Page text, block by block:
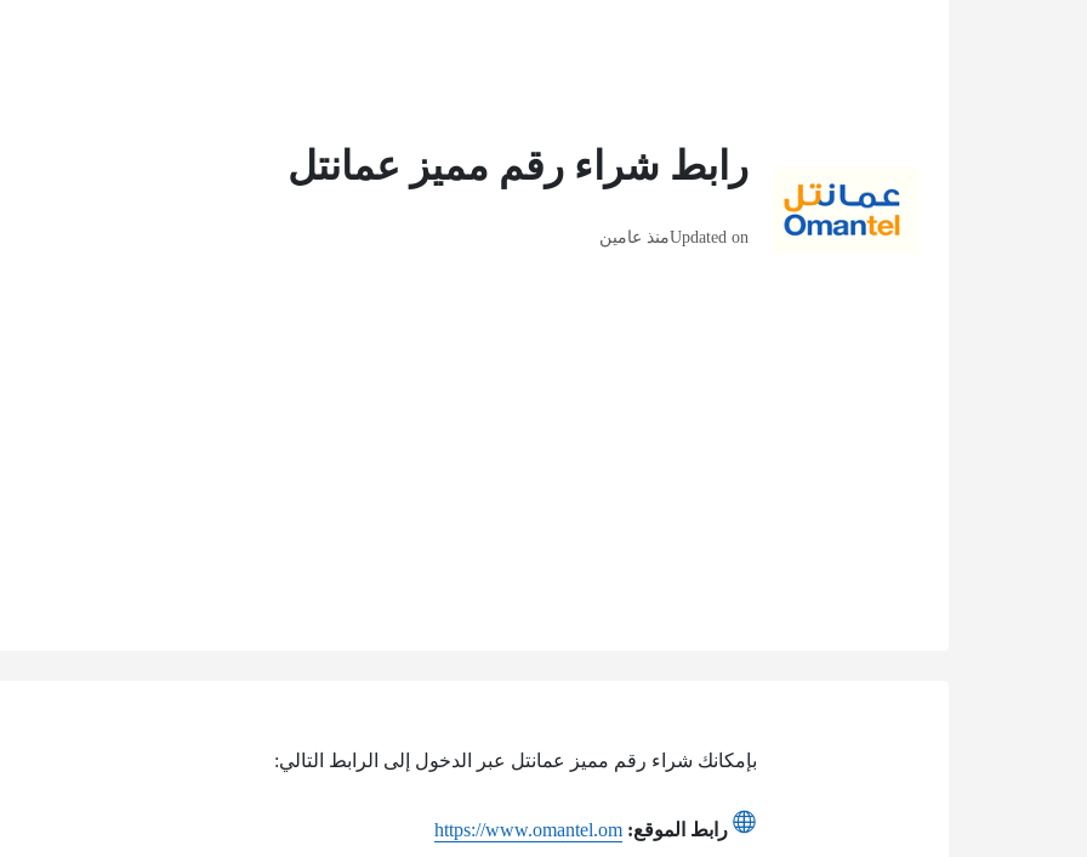
رابط شراء رقم مميز عمانتل
Updated onمنذ عامين
بإمكانك شراء رقم مميز عمانتل عبر الدخول إلى الرابط التالي:
رابط الموقع: https://www.omantel.om